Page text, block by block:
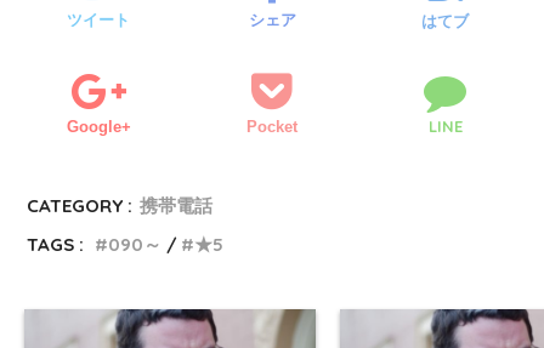
ツイート シェア はてブ
Google+ Pocket LINE
CATEGORY : 携帯電話
TAGS :
090～ ★5